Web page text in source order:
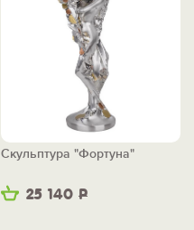
25 140 Р
Скульптура "Фортуна"